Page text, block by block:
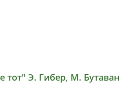
тот" Э. Гибер, М. Бутаван